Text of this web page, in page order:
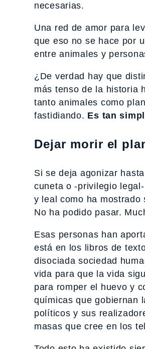
necesarias.
Una red de amor para
que eso no se hace por
entre animales y
¿De verdad hay que
más tenso de la historia
tanto animales como
fastidiando. Es tan
Dejar morir el
Si se deja agonizar
cuneta o -privilegio
y leal como ha
No ha podido pasar.
Esas personas han
está en los libros de
disociada sociedad
vida para que la vida
para romper el huevo y
químicas que gobiernan
políticos y sus
masas que cree en los